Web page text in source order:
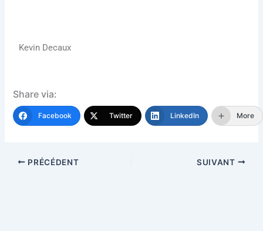
Kevin Decaux
Share via:
Facebook Twitter LinkedIn More
PRÉCÉDENT SUIVANT